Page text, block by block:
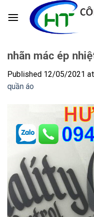
nhãn mác ép
Published 12/05/2021 at
quần áo